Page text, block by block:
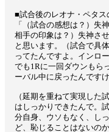
■試合後のレオナ・ペタス
「（試合の感想は？）失
相手の印象は？）失神さ
と思います。（試合で具
ってたんですよ。インロ
でも1Rに一回ダウンもら
ーバル中に戻ったんです
（延期を重ねて実現した
はしっかりできたんで。
分自身、ウソもなく、し
ど、恥じることはないの